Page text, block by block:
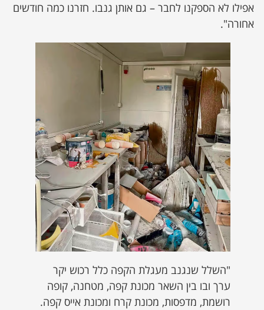
אפילו לא הספקנו לחבר – גם אותן גנבו. חזרנו כמה חודשים
אחורה".
"השלל שנגנב מעגלת הקפה כלל רכוש יקר
ערך ובו בין השאר מכונת קפה, מטחנה, קופה
רושמת, מדפסות, מכונת קרח ומכונת אייס קפה.